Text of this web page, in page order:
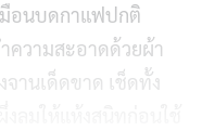
มือนบดกาแฟปกติ
ความสะอาดด้วยผ้า
จานเด็ดขาด เช็ดทั้ง